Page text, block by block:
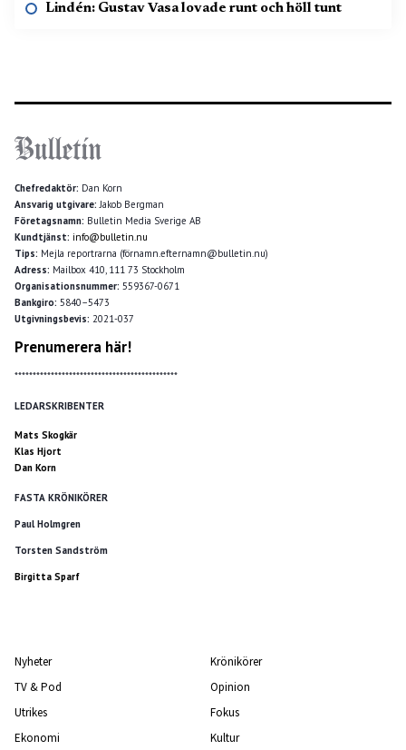
Lindén: Gustav Vasa lovade runt och höll tunt
Chefredaktör: Dan Korn
Ansvarig utgivare: Jakob Bergman
Företagsnamn: Bulletin Media Sverige AB
Kundtjänst: info@bulletin.nu
Tips: Mejla reportrarna (förnamn.efternamn@bulletin.nu)
Adress: Mailbox 410, 111 73 Stockholm
Organisationsnummer: 559367-0671
Bankgiro: 5840–5473
Utgivningsbevis: 2021-037
Prenumerera här!
*********************************************
LEDARSKRIBENTER
Mats Skogkär
Klas Hjort
Dan Korn
FASTA KRÖNIKÖRER
Paul Holmgren
Torsten Sandström
Birgitta Sparf
Nyheter
TV & Pod
Utrikes
Ekonomi
Krönikörer
Opinion
Fokus
Kultur